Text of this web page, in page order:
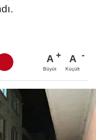
A
Büyüt
A
Küçült